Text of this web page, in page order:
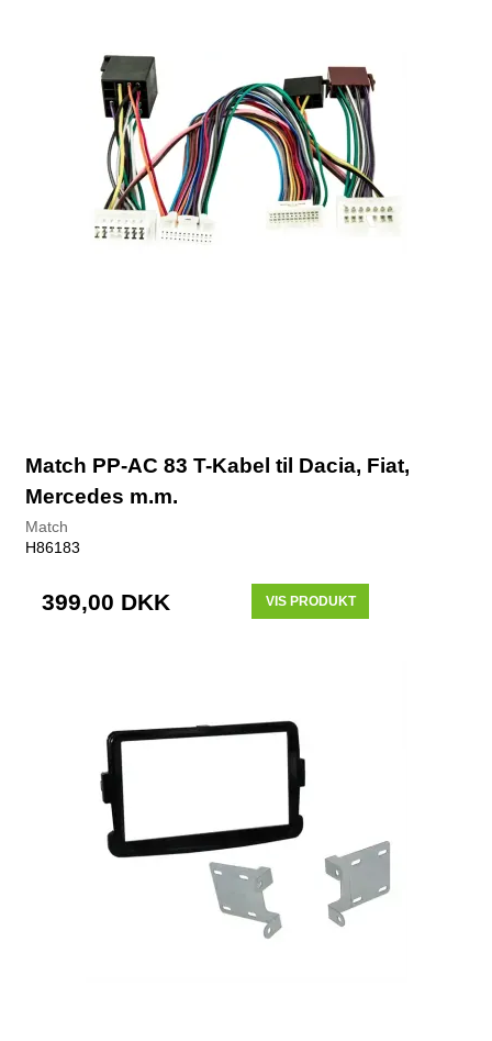
Match PP-AC 83 T-Kabel til Dacia, Fiat,
Mercedes m.m.
Match
H86183
399,00 DKK VIS PRODUKT